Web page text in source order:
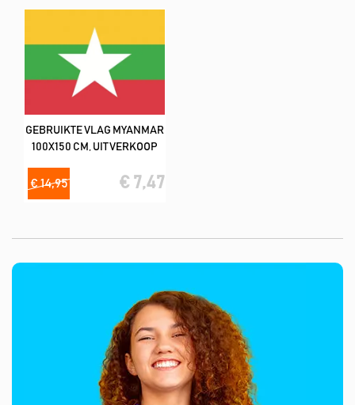
Deze tweedehands vlaggen hebben wij in de volgende formaat;
100x150 cm
GEBRUIKTE VLAG MYANMAR
100X150 CM, UITVERKOOP
€ 14,95 € 7,47